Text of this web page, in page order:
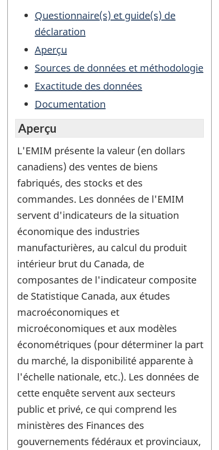
Questionnaire(s) et guide(s) de
déclaration
Aperçu
Sources de données et méthodologie
Exactitude des données
Documentation
Aperçu
L'EMIM présente la valeur (en dollars
canadiens) des ventes de biens
fabriqués, des stocks et des
commandes. Les données de l'EMIM
servent d'indicateurs de la situation
économique des industries
manufacturières, au calcul du produit
intérieur brut du Canada, de
composantes de l'indicateur composite
de Statistique Canada, aux études
macroéconomiques et
microéconomiques et aux modèles
économétriques (pour déterminer la part
du marché, la disponibilité apparente à
l'échelle nationale, etc.). Les données de
cette enquête servent aux secteurs
public et privé, ce qui comprend les
ministères des Finances des
gouvernements fédéraux et provinciaux,